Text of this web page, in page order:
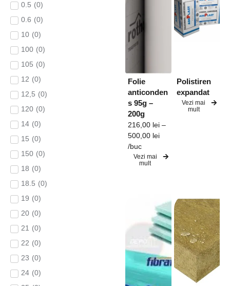
0.5 (0)
0.6 (0)
10 (0)
100 (0)
105 (0)
12 (0)
12,5 (0)
120 (0)
14 (0)
15 (0)
150 (0)
18 (0)
18.5 (0)
19 (0)
20 (0)
21 (0)
22 (0)
23 (0)
24 (0)
Folie
anticonden
s 95g –
200g
216,00 lei –
500,00 lei
/buc
Vezi mai
mult
Polistiren
expandat
Vezi mai
mult